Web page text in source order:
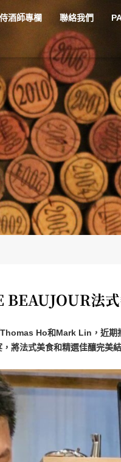
侍酒師專欄 聯絡我們
BEAUJOUR法式
Ho和Mark Lin，近
將法式美食和精選佳釀完美